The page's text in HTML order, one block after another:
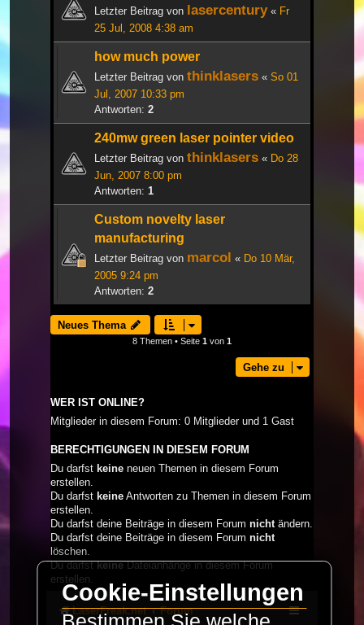
Letzter Beitrag von lasercentury« Fr
25 Jul, 2008 4:38 am
how much power
Letzter Beitrag von thinklasers « So 01
Jul, 2007 10:33 pm
Antworten: 2
240mw green laser pointer video
Letzter Beitrag von thinklasers « Do 28
Jun, 2007 8:00 pm
Antworten: 1
Custom novelty laser
manufacturing
Letzter Beitrag von marcol « Do 10 Mär,
2005 9:24 pm
Antworten: 2
Neues Thema
8 Themen • Seite 1 von 1
Gehe zu
WER IST ONLINE?
Mitglieder in diesem Forum: 0 Mitglieder und 1 Gast
BERECHTIGUNGEN IN DIESEM FORUM
Du darfst keine neuen Themen in diesem Forum
erstellen.
Du darfst keine Antworten zu Themen in diesem Forum
erstellen.
Du darfst deine Beiträge in diesem Forum nicht ändern.
Du darfst deine Beiträge in diesem Forum nicht
löschen.
Du darfstkeineDateianhänge in diesem Forum
erstellen.
LaserFreak.net Forum
Cookie-Einstellungen